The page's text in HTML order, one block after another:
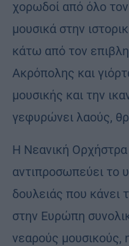
χορωδοί από όλο
μουσικά στην
κάτω από τον
Ακρόπολης και
μουσικής και την
γεφυρώνει λαούς,
Η Νεανική
αντιπροσωπεύει το
δουλειάς που κάνει
στην Ευρώπη
νεαρούς μουσικούς,